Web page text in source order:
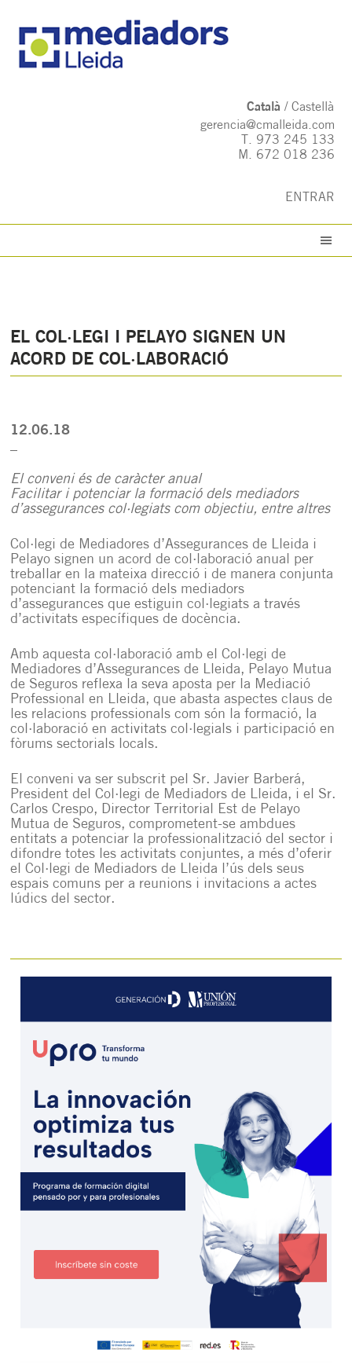
Català
Castellà
gerencia@cmalleida.com
T. 973 245 133
M. 672 018 236
ENTRAR
EL COL·LEGI I PELAYO SIGNEN UN
ACORD DE COL·LABORACIÓ
12.06.18
El conveni és de caràcter anual
Facilitar i potenciar la formació dels mediadors
d’assegurances col·legiats com objectiu, entre altres
Col·legi de Mediadores d’Assegurances de Lleida i
Pelayo signen un acord de col·laboració anual per
treballar en la mateixa direcció i de manera conjunta
potenciant la formació dels mediadors
d’assegurances que estiguin col·legiats a través
d’activitats específiques de docència.
Amb aquesta col·laboració amb el Col·legi de
Mediadores d’Assegurances de Lleida, Pelayo Mutua
de Seguros reflexa la seva aposta per la Mediació
Professional en Lleida, que abasta aspectes claus de
les relacions professionals com són la formació, la
col·laboració en activitats col·legials i participació en
fòrums sectorials locals.
El conveni va ser subscrit pel Sr. Javier Barberá,
President del Col·legi de Mediadors de Lleida, i el Sr.
Carlos Crespo, Director Territorial Est de Pelayo
Mutua de Seguros, comprometent-se ambdues
entitats a potenciar la professionalització del sector i
difondre totes les activitats conjuntes, a més d’oferir
el Col·legi de Mediadors de Lleida l’ús dels seus
espais comuns per a reunions i invitacions a actes
lúdics del sector.